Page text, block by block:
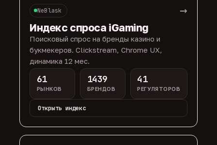
NeBlask →
Индекс спроса iGaming
Поисковый спрос на бренды казино и
букмекеров. Clickstream, Chrome UX,
динамика 12 мес.
61
РЫНКОВ
1439
БРЕНДОВ
41
РЕГУЛЯТОРОВ
Открыть индекс